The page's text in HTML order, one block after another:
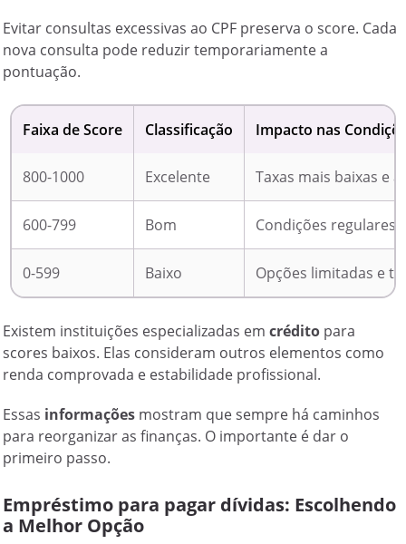
Evitar consultas excessivas ao CPF preserva o score. Cada
nova consulta pode reduzir temporariamente a
pontuação.
Faixa de Score Classificação Impacto nas
800-1000 Excelente Taxas mais baixas e
600-799 Bom Condições regulares
0-599 Baixo Opções limitadas e
Existem instituições especializadas emcrédito para
scores baixos. Elas consideram outros elementos como
renda comprovada e estabilidade profissional.
Essas informações mostram que sempre há caminhos
para reorganizar as finanças. O importante é dar o
primeiro passo.
Empréstimo para pagar dívidas: Escolhendo
a Melhor Opção